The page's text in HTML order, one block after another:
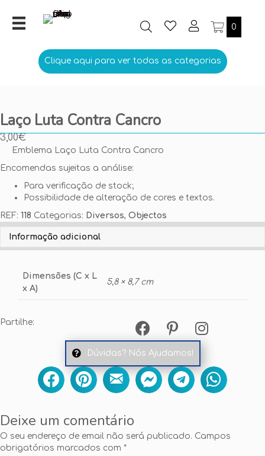
0
Clique aqui para ver todas as categorias
Laço Luta Contra Cancro
3,00€
Emblema Laço Luta Contra Cancro
Encomendas sujeitas a análise:
Para verificação de stock;
Possibilidade de alteração de cores e textos.
REF: 118 Categorias: Diversos, Objectos
Personalize aqui o seu Emblema
Informação adicional
Dimensões (C x L
x A)
5,8 × 8,7 cm
Partilhe:
Dúvidas? Nós Ajudamos!
Deixe um comentário
O seu endereço de email não será publicado. Campos
obrigatórios marcados com *